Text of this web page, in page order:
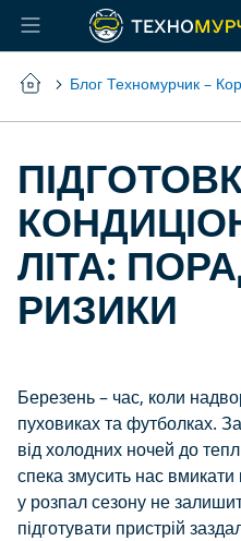
Skip
Блог Техномурчик –
ЛІТА:
РИЗИКИ
Березень – час, коли
пуховиках та футболках.
від холодних ночей до
спека змусить нас
у розпал сезону не
підготувати пристрій